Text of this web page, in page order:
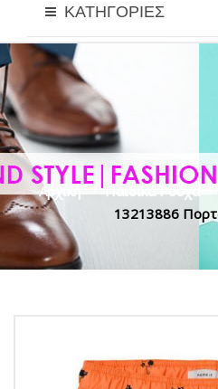
ΚΑΤΗΓΟΡΙΕΣ
Αρχική > Παιδικά Ρούχα
13213886